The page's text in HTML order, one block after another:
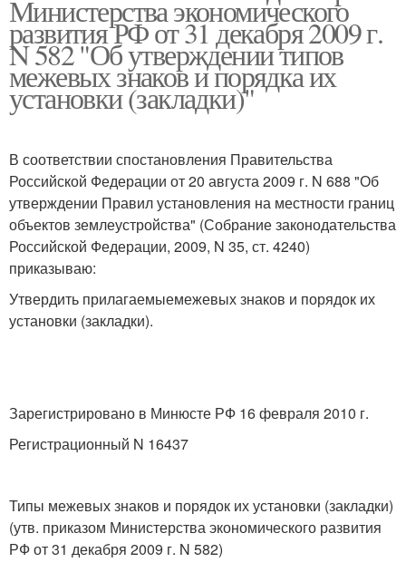
Министерства экономического
развития РФ от 31 декабря 2009 г.
N 582 "Об утверждении типов
межевых знаков и порядка их
установки (закладки)"
В соответствии спостановления Правительства
Российской Федерации от 20 августа 2009 г. N 688 "Об
утверждении Правил установления на местности границ
объектов землеустройства" (Собрание законодательства
Российской Федерации, 2009, N 35, ст. 4240)
приказываю:
Утвердить прилагаемыемежевых знаков и порядок их
установки (закладки).
Зарегистрировано в Минюсте РФ 16 февраля 2010 г.
Регистрационный N 16437
Типы межевых знаков и порядок их установки (закладки)
(утв. приказом Министерства экономического развития
РФ от 31 декабря 2009 г. N 582)